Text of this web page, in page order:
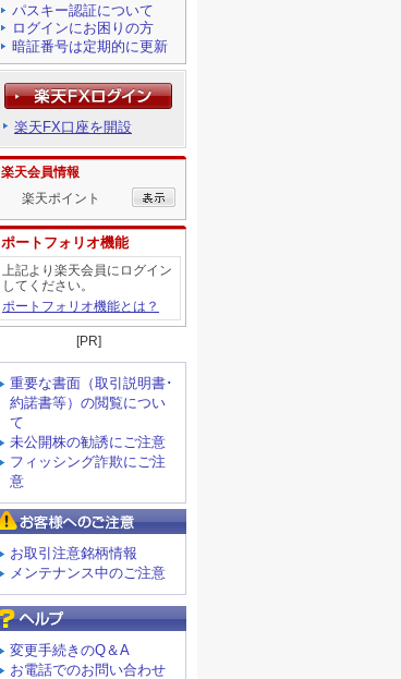
パスキー認証について
ログインにお困りの方
暗証番号は定期的に更新
楽天FX口座を開設
楽天会員情報
楽天ポイント
ポートフォリオ機能
上記より楽天会員にログイン
してください。
ポートフォリオ機能とは？
[PR]
重要な書面（取引説明書･
約諾書等）の閲覧につい
て
未公開株の勧誘にご注意
フィッシング詐欺にご注
意
お取引注意銘柄情報
メンテナンス中のご注意
変更手続きのQ＆A
お電話でのお問い合わせ